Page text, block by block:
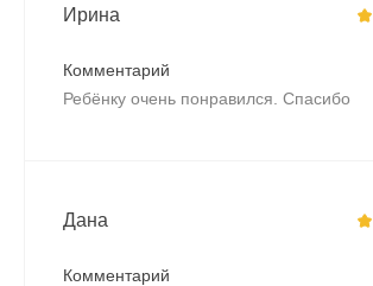
Ирина
Комментарий
Ребёнку очень понравился. Спасибо
Дана
Комментарий